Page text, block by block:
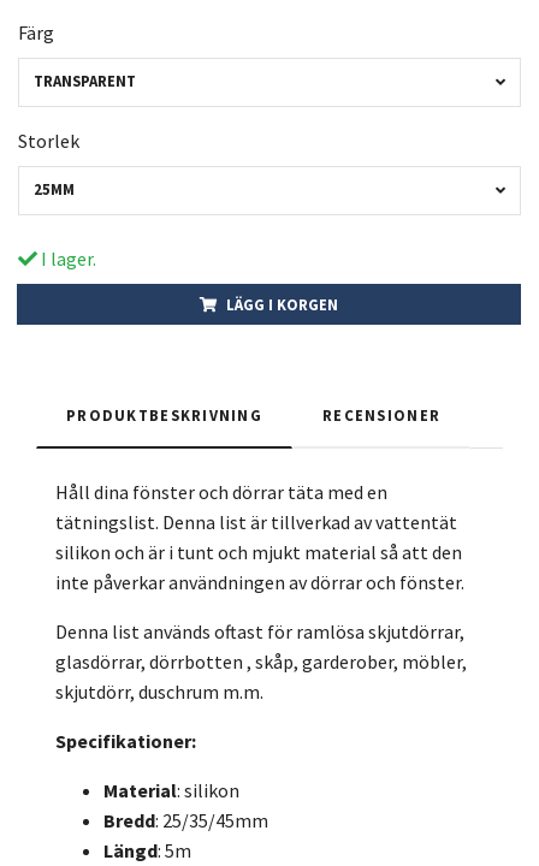
Färg
TRANSPARENT
Storlek
25MM
I lager.
LÄGG I KORGEN
PRODUKTBESKRIVNING RECENSIONER
Håll dina fönster och dörrar täta med en
tätningslist. Denna list är tillverkad av vattentät
silikon och är i tunt och mjukt material så att den
inte påverkar användningen av dörrar och fönster.
Denna list används oftast för ramlösa skjutdörrar,
glasdörrar, dörrbotten , skåp, garderober, möbler,
skjutdörr, duschrum m.m.
Specifikationer:
Material: silikon
Bredd: 25/35/45mm
Längd: 5m